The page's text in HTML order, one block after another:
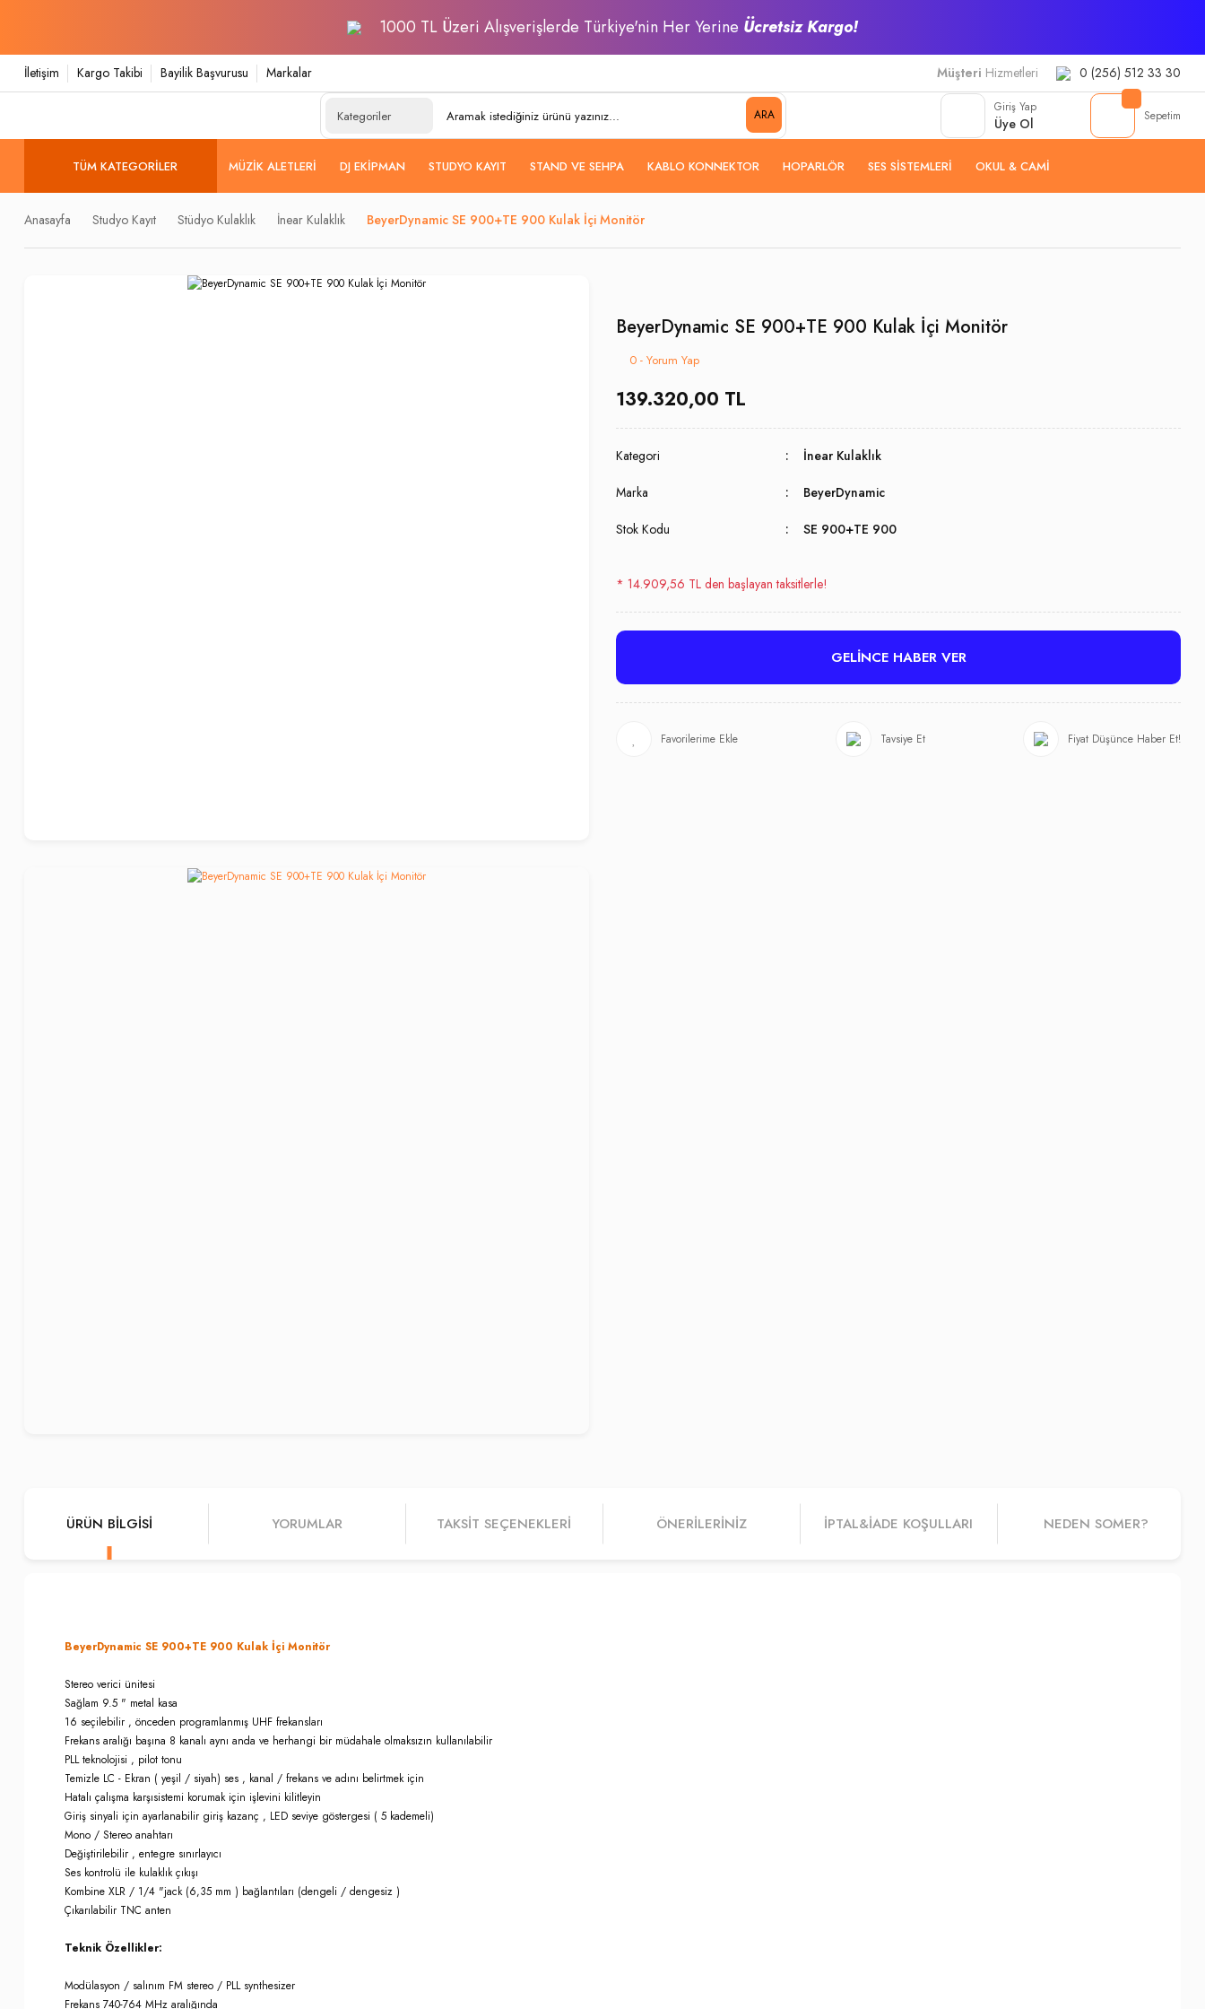
1000 TL Üzeri Alışverişlerde Türkiye'nin Her Yerine Ücretsiz Kargo!
İletişim Kargo Takibi Bayilik Başvurusu Markalar Müşteri Hizmetleri 0 (256) 512 33 30
ARA
Giriş Yap
Üye Ol Sepetim
TÜM KATEGORILER MÜZIK ALETLERI DJ EKIPMAN STUDYO KAYIT STAND VE SEHPA KABLO KONNEKTOR HOPARLÖR SES SISTEMLERI OKUL & CAMI
Anasayfa Studyo Kayıt Stüdyo Kulaklık İnear Kulaklık BeyerDynamic SE 900+TE 900 Kulak İçi Monitör
BeyerDynamic SE 900+TE 900 Kulak İçi Monitör
0 - Yorum Yap
139.320,00 TL
Kategori İnear Kulaklık
Marka BeyerDynamic
Stok Kodu SE 900+TE 900
* 14.909,56 TL den başlayan taksitlerle!
GELİNCE HABER VER
Tavsiye Et Fiyat Düşünce Haber Et!
ÜRÜN BILGISI YORUMLAR TAKSIT SEÇENEKLERI ÖNERILERINIZ İPTAL&IADE KOŞULLARI NEDEN SOMER?
BeyerDynamic SE 900+TE 900 Kulak İçi Monitör
Stereo verici ünitesi
Sağlam 9.5 " metal kasa
16 seçilebilir , önceden programlanmış UHF frekansları
Frekans aralığı başına 8 kanalı aynı anda ve herhangi bir müdahale olmaksızın kullanılabilir
PLL teknolojisi , pilot tonu
Temizle LC - Ekran ( yeşil / siyah) ses , kanal / frekans ve adını belirtmek için
Hatalı çalışma karşısistemi korumak için işlevini kilitleyin
Giriş sinyali için ayarlanabilir giriş kazanç , LED seviye göstergesi ( 5 kademeli)
Mono / Stereo anahtarı
Değiştirilebilir , entegre sınırlayıcı
Ses kontrolü ile kulaklık çıkışı
Kombine XLR / 1/4 "jack (6,35 mm ) bağlantıları (dengeli / dengesiz )
Çıkarılabilir TNC anten
Teknik Özellikler:
Modülasyon / salınım FM stereo / PLL synthesizer
Frekans 740-764 MHz aralığında